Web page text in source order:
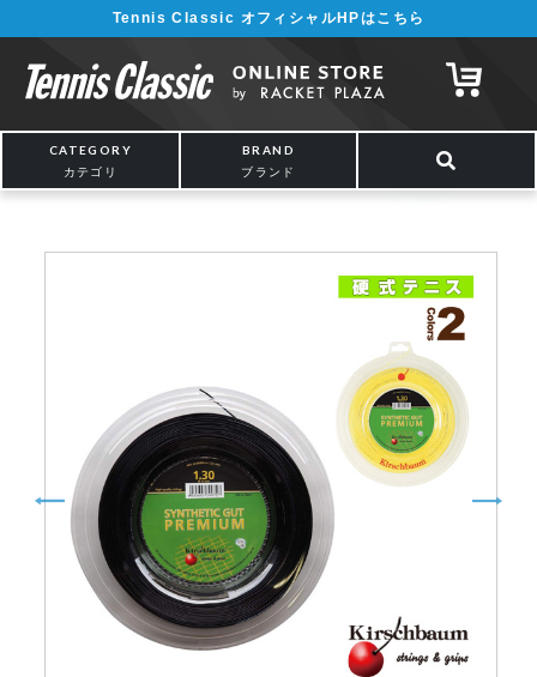
¥5,000以上の購入で送料無料!! 詳しくは こちら
Tennis Classic オフィシャルHPはこちら
CATEGORY
カテゴリ
BRAND
ブランド